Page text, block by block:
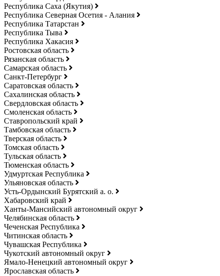
Республика Саха (Якутия)
Республика Северная Осетия - Алания
Республика Татарстан
Республика Тыва
Республика Хакасия
Ростовская область
Рязанская область
Самарская область
Санкт-Петербург
Саратовская область
Сахалинская область
Свердловская область
Смоленская область
Ставропольский край
Тамбовская область
Тверская область
Томская область
Тульская область
Тюменская область
Удмуртская Республика
Ульяновская область
Усть-Ордынский Бурятский а. о.
Хабаровский край
Ханты-Мансийский автономный округ
Челябинская область
Чеченская Республика
Читинская область
Чувашская Республика
Чукотский автономный округ
Ямало-Ненецкий автономный округ
Ярославская область